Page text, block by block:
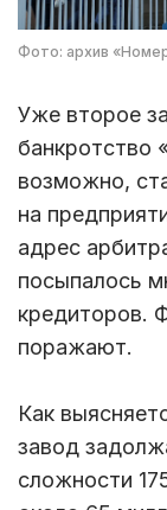
Фото: архив
Уже второе
банкротство
возможно,
на
адрес
посыпалось
кредиторов.
поражают.
Как
завод
сложности